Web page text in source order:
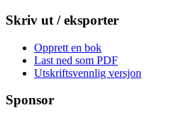
Skriv ut / eksporter
Opprett en bok
Last ned som PDF
Utskriftsvennlig versjon
Sponsor